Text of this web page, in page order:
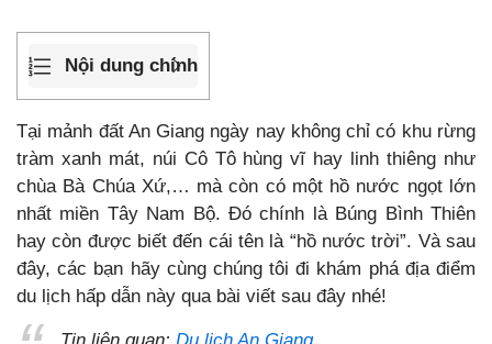
Nội dung chính
Tại mảnh đất An Giang ngày nay không chỉ có khu rừng
tràm xanh mát, núi Cô Tô hùng vĩ hay linh thiêng như
chùa Bà Chúa Xứ,… mà còn có một hồ nước ngọt lớn
nhất miền Tây Nam Bộ. Đó chính là Búng Bình Thiên
hay còn được biết đến cái tên là “hồ nước trời”. Và sau
đây, các bạn hãy cùng chúng tôi đi khám phá địa điểm
du lịch hấp dẫn này qua bài viết sau đây nhé!